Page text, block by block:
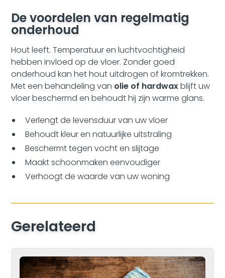
De voordelen van regelmatig
onderhoud
Hout leeft. Temperatuur en luchtvochtigheid
hebben invloed op de vloer. Zonder goed
onderhoud kan het hout uitdrogen of kromtrekken.
Met een behandeling van olie of hardwaxblijft uw
vloer beschermd en behoudt hij zijn warme glans.
Verlengt de levensduur van uw vloer
Behoudt kleur en natuurlijke uitstraling
Beschermt tegen vocht en slijtage
Maakt schoonmaken eenvoudiger
Verhoogt de waarde van uw woning
Gerelateerd